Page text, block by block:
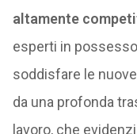
altamente
esperti in
soddisfare le
da una profonda
lavoro, che